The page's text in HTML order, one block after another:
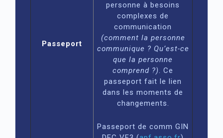
Passeport
personne à besoins
complexes de
communication
(comment la personne
communique ? Qu’est-ce
que la personne
comprend ?). Ce
passeport fait le lien
dans les moments de
changements.
Passeport de comm GIN